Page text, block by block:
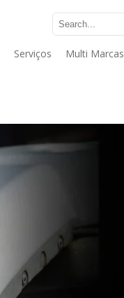
Serviços Multi Marcas